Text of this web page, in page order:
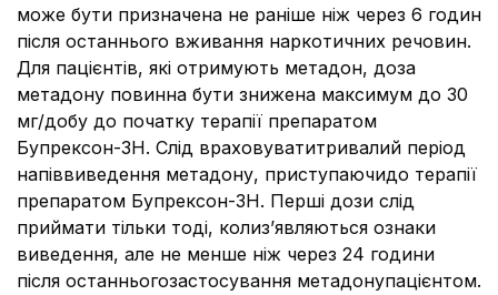
може бути призначена не раніше ніж через 6 годин
після останнього вживання наркотичних речовин.
Для пацієнтів, які отримують метадон, доза
метадону повинна бути знижена максимум до 30
мг/добу до початку терапії препаратом
Бупрексон-ЗН. Слід враховуватитривалий період
напіввиведення метадону, приступаючидо терапії
препаратом Бупрексон-ЗН. Перші дози слід
приймати тільки тоді, колиз’являються ознаки
виведення, але не менше ніж через 24 години
після останньогозастосування метадонупацієнтом.